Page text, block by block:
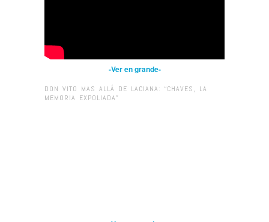
-Ver en grande-
DON VITO MAS ALLÁ DE LACIANA: “CHAVES, LA
MEMORIA EXPOLIADA”